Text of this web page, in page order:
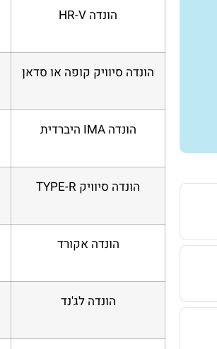
הונדה HR-V
הונדה סיוויק קופה או סדאן
הונדה IMA היברדית
הונדה סיוויק TYPE-R
הונדה אקורד
הונדה לג'נד